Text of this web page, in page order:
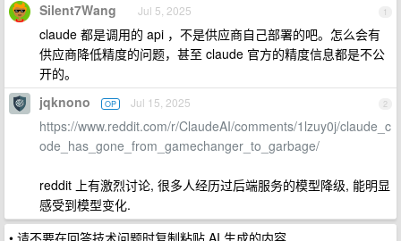
1
Silent7Wang Jul 5, 2025
claude 都是调用的 api ，不是供应商自己部署的吧。怎么会有
供应商降低精度的问题，甚至 claude 官方的精度信息都是不公
开的。
2
jqknono OP Jul 15, 2025
https://www.reddit.com/r/ClaudeAI/comments/1lzuy0j/claude_c
ode_has_gone_from_gamechanger_to_garbage/
reddit 上有激烈讨论, 很多人经历过后端服务的模型降级, 能明显
感受到模型变化.
• 请不要在回答技术问题时复制粘贴 AI 生成的内容